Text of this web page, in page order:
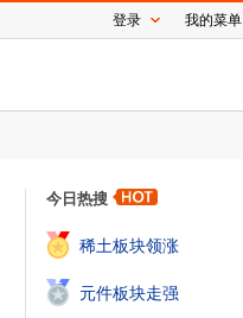
今日热搜
稀土板块领涨
2
元件板块走强
登录 我的菜单